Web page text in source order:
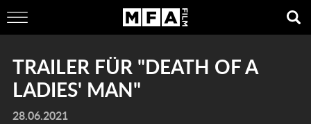
TRAILER FÜR "DEATH OF A
LADIES' MAN"
28.06.2021